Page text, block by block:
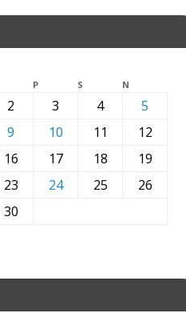
P S N
2 3 4
5
9 10 11
12
16 17 18
19
23 24 25
26
30